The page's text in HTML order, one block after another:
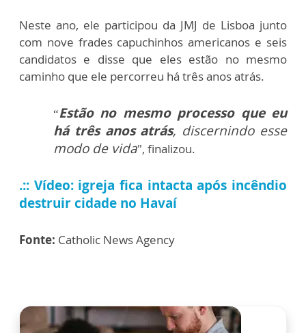
Neste ano, ele participou da JMJ de Lisboa junto
com nove frades capuchinhos americanos e seis
candidatos e disse que eles estão no mesmo
caminho que ele percorreu há três anos atrás.
“Estão no mesmo processo que eu
há três anos atrás, discernindo esse
modo de vida", finalizou.
.:: Vídeo: igreja fica intacta após incêndio
destruir cidade no Havaí
Fonte: Catholic News Agency